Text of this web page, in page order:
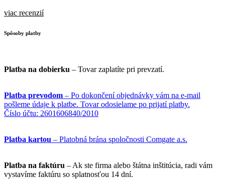
viac recenzií
Spôsoby platby
Platba na dobierku – Tovar zaplatíte pri prevzatí.
Platba prevodom – Po dokončení objednávky vám na e-mail
pošleme údaje k platbe. Tovar odosielame po prijatí platby.
Číslo účtu: 2601606840/2010
Platba kartou – Platobná brána spoločnosti Comgate a.s.
Platba na faktúru – Ak ste firma alebo štátna inštitúcia, radi vám
vystavíme faktúru so splatnosťou 14 dní.